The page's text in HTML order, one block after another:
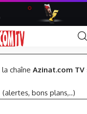
chaîne Azinat.com
(alertes, bons plans,..)